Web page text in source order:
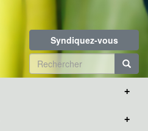
Syndiquez-vous
Formulaire
de